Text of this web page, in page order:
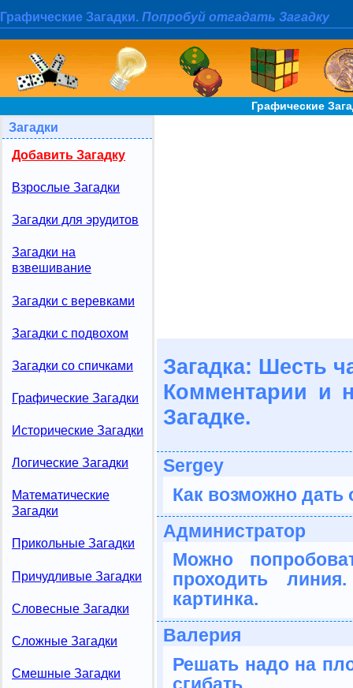
Графические Загадки. Попробуй отгадать Загадку
Графические
Загадки
Добавить Загадку
Взрослые Загадки
Загадки для эрудитов
Загадки на
взвешивание
Загадки с веревками
Загадки с подвохом
Загадки со спичками
Графические Загадки
Исторические Загадки
Логические Загадки
Математические
Загадки
Прикольные Загадки
Причудливые Загадки
Словесные Загадки
Сложные Загадки
Смешные Загадки
Загадка: Шесть
Комментарии и
Загадке.
Sergey
Как возможно дать
Администратор
Можно
проходить
картинка.
Валерия
Решать надо на